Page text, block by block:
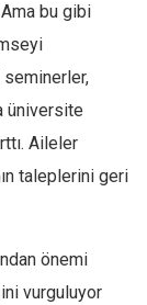
bu gibi
seminerler,
üniversite
Aileler
taleplerini geri
önemi
vurguluyor